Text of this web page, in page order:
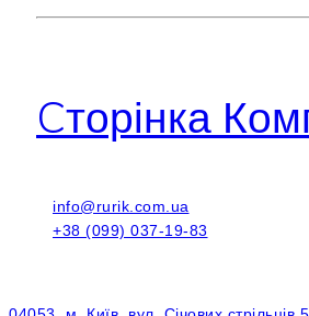
Cторінка
info@rurik.com.ua
+38 (099) 037-19-83